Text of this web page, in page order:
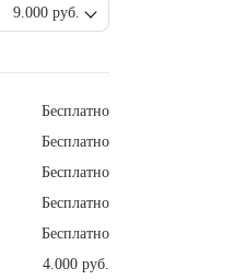
9.000 руб.
Бесплатно
Бесплатно
Бесплатно
Бесплатно
Бесплатно
4.000 руб.